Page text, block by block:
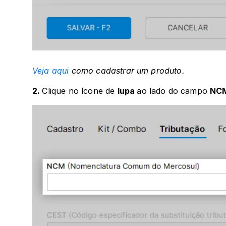
Veja aqui como cadastrar um produto.
2. Clique no ícone de lupa ao lado do campo